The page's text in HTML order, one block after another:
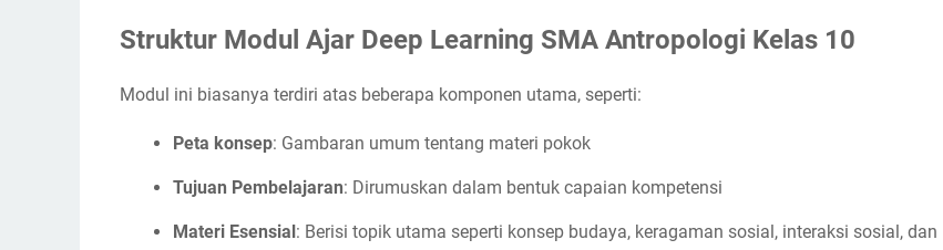
Struktur Modul Ajar Deep Learning SMA Antropologi Kelas 10
Modul ini biasanya terdiri atas beberapa komponen utama, seperti:
Peta konsep: Gambaran umum tentang materi pokok
Tujuan Pembelajaran: Dirumuskan dalam bentuk capaian kompetensi
Materi Esensial: Berisi topik utama seperti konsep budaya, keragaman sosial, interaksi sosial, dan